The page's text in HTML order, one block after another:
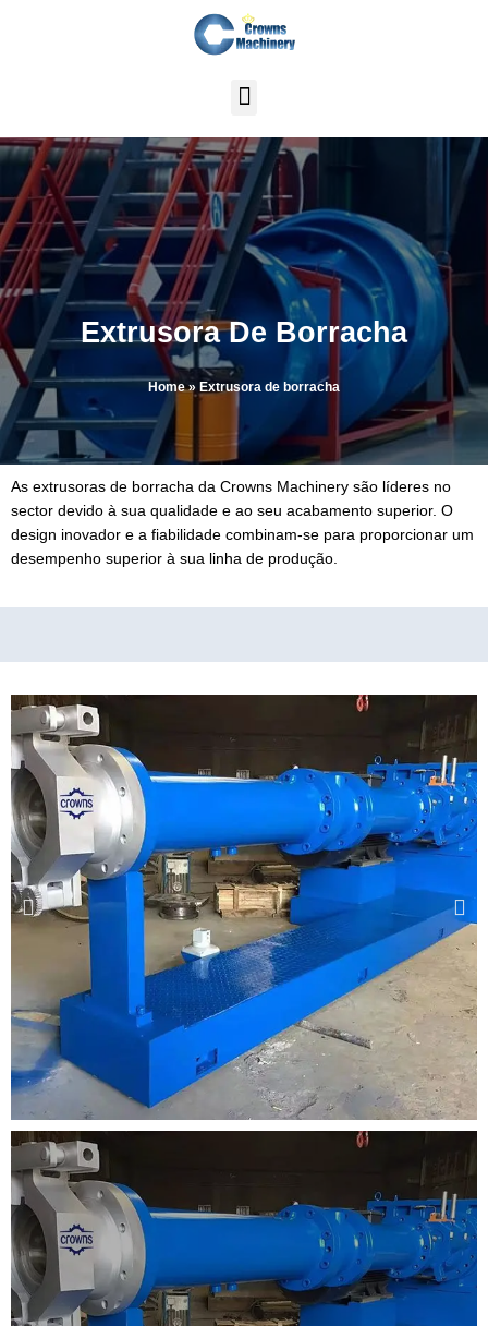
Extrusora De Borracha
Home» Extrusora de borracha
As extrusoras de borracha da Crowns Machinery são líderes no
sector devido à sua qualidade e ao seu acabamento superior. O
design inovador e a fiabilidade combinam-se para proporcionar um
desempenho superior à sua linha de produção.